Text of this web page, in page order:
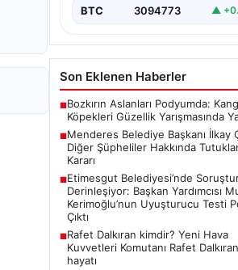
yerini…
BTC 3094773 ▲
Son Eklenen Haberler
■Bozkırın Aslanları Podyumda:
Köpekleri Güzellik Yarışmasında
■Menderes Belediye Başkanı İlkay
Diğer Şüpheliler Hakkında
Kararı
■Etimesgut Belediyesi’nde
Derinleşiyor: Başkan Yardımcısı
Kerimoğlu’nun Uyuşturucu Testi
Çıktı
■Rafet Dalkıran kimdir? Yeni Hava
Kuvvetleri Komutanı Rafet
hayatı